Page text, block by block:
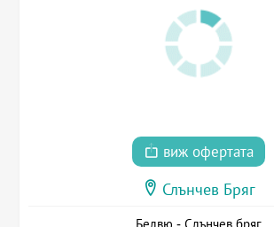
виж офертата
Слънчев Бряг
Белвю - Слънчев бряг